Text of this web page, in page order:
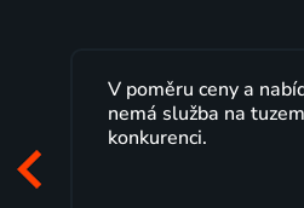
a nabídky kanálů
tuzemském trhu